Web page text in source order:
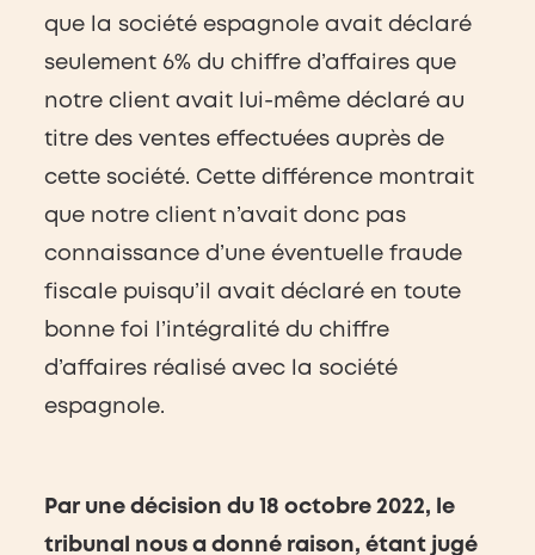
que la société espagnole avait déclaré
seulement 6% du chiffre d’affaires que
notre client avait lui-même déclaré au
titre des ventes effectuées auprès de
cette société. Cette différence montrait
que notre client n’avait donc pas
connaissance d’une éventuelle fraude
fiscale puisqu’il avait déclaré en toute
bonne foi l’intégralité du chiffre
d’affaires réalisé avec la société
espagnole.
Par une décision du 18 octobre 2022, le
tribunal nous a donné raison, étant jugé